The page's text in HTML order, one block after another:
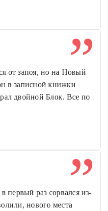
от запоя, но на Новый
в записной книжки
двойной Блок. Все по
первый раз сорвался из-
нового места